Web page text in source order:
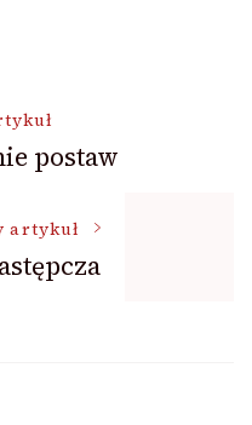
postaw
artykuł